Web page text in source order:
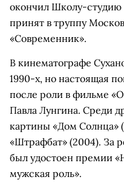
окончил Школу-
принят в труппу
«Современник».
В кинематографе
1990-х, но настоящая
после роли в фильме
Павла Лунгина. Среди
картины «Дом Солнца»
«Штрафбат» (2004). За
был удостоен премии
мужская роль».